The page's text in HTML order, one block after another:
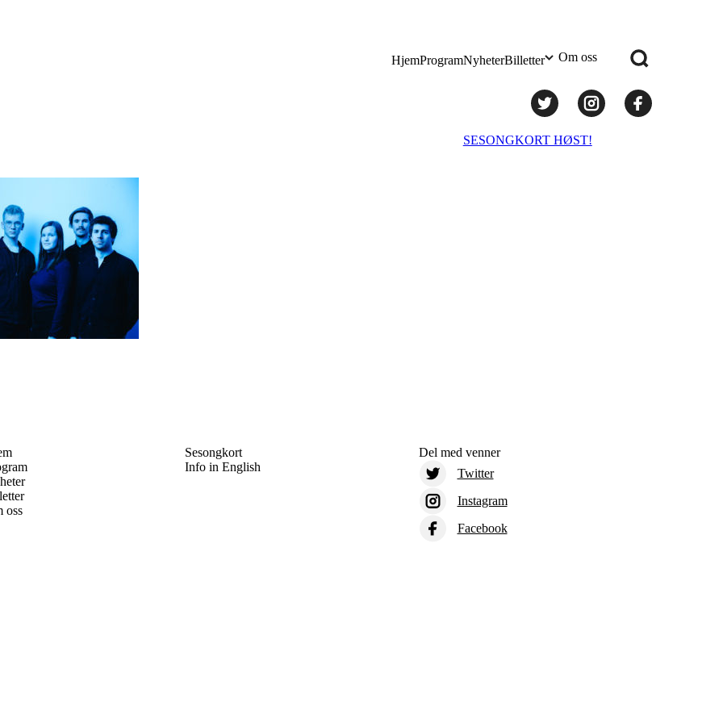
HjemProgramNyheterBilletter Om oss
SESONGKORT HØST!
oss
Sesongkort
Info in English
Del med venner
Twitter
Instagram
Facebook